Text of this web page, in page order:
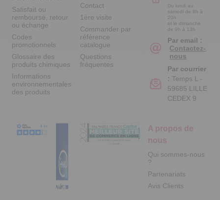
Satisfait ou
remboursé, retour
ou échange
Codes
promotionnels
Glossaire des
produits chimiques
Informations
environnementales
des produits
Contact
1ère visite
Commander par
référence
catalogue
Questions
fréquentes
A propos de
nous
Qui sommes-nous
?
Partenariats
Avis Clients
Du lundi au
samedi de 8h à
20h
et le dimanche
de 9h à 13h
Par email :
Contactez-
nous
Par courrier
: Temps L -
59685 LILLE
CEDEX 9